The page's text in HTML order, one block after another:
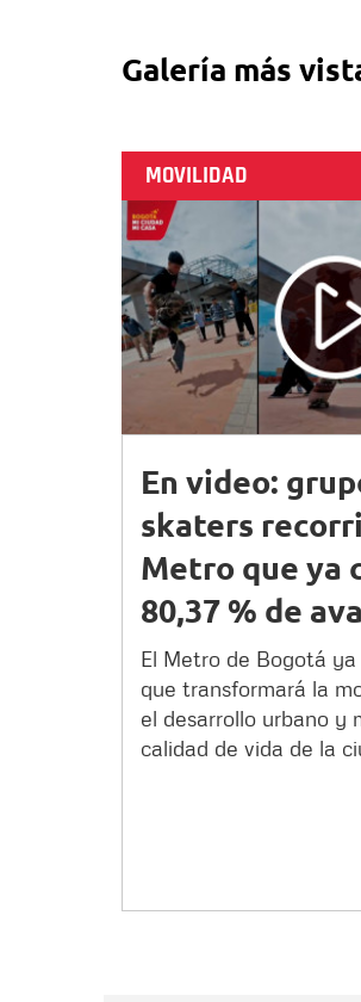
Galería más
MOVILIDAD
En video:
skaters
Metro que ya
80,37 % de
El Metro de Bogotá
que transformará la
el desarrollo urbano y
calidad de vida de la